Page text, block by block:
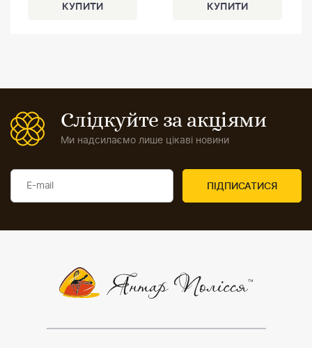
Слідкуйте за акціями
Ми надсилаємо лише цікаві новини